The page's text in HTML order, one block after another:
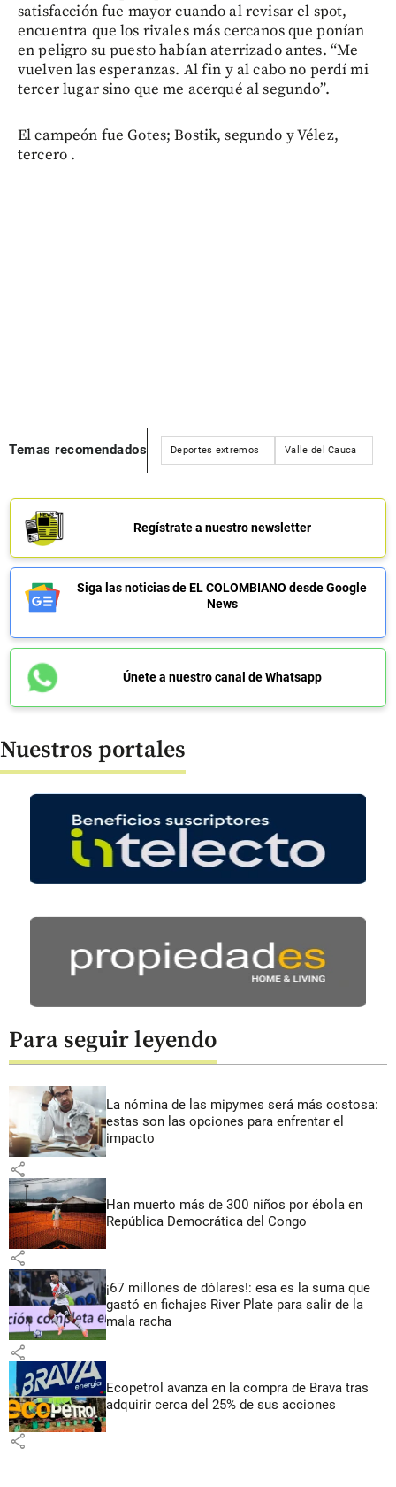
satisfacción fue mayor cuando al revisar el spot,
encuentra que los rivales más cercanos que ponían
en peligro su puesto habían aterrizado antes. “Me
vuelven las esperanzas. Al fin y al cabo no perdí mi
tercer lugar sino que me acerqué al segundo”.
El campeón fue Gotes; Bostik, segundo y Vélez,
tercero .
Temas recomendados Deportes extremos Valle del Cauca
Regístrate a nuestro newsletter
Siga las noticias de EL COLOMBIANO desde Google
News
Únete a nuestro canal de Whatsapp
Nuestros portales
Para seguir leyendo
La nómina de las mipymes será más costosa:
estas son las opciones para enfrentar el
impacto
share
Han muerto más de 300 niños por ébola en
República Democrática del Congo
share
¡67 millones de dólares!: esa es la suma que
gastó en fichajes River Plate para salir de la
mala racha
share
Ecopetrol avanza en la compra de Brava tras
adquirir cerca del 25% de sus acciones
share